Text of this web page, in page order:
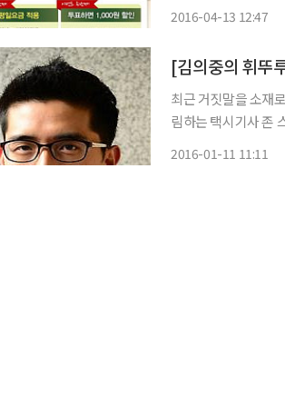
2016-04-13 12:47
[김의중의 휘뚜
최근 거짓말을 소재
림하는 택시기사 존
2016-01-11 11:11